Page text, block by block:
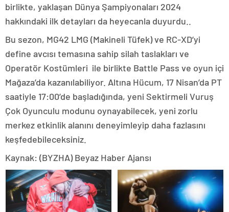
birlikte, yaklaşan Dünya Şampiyonaları 2024
hakkındaki ilk detayları da heyecanla duyurdu..
Bu sezon, MG42 LMG (Makineli Tüfek) ve RC-XD’yi
define avcısı temasına sahip silah taslakları ve
Operatör Kostümleri ile birlikte Battle Pass ve oyun içi
Mağaza’da kazanılabiliyor. Altına Hücum, 17 Nisan’da PT
saatiyle 17:00’de başladığında, yeni Sektirmeli Vuruş
Çok Oyunculu modunu oynayabilecek, yeni zorlu
merkez etkinlik alanını deneyimleyip daha fazlasını
keşfedebileceksiniz.
Kaynak: (BYZHA) Beyaz Haber Ajansı